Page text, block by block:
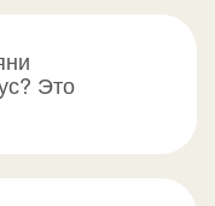
Это